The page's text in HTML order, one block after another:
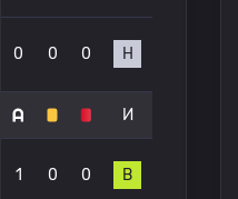
0 0 0 Н
И
1 0 0 В